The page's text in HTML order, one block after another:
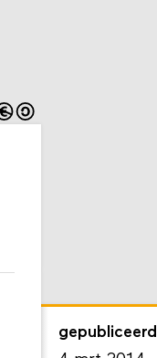
gepubliceerd